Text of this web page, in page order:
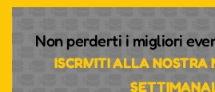
Non perderti i migliori
ISCRIVITI ALLA NOSTRA